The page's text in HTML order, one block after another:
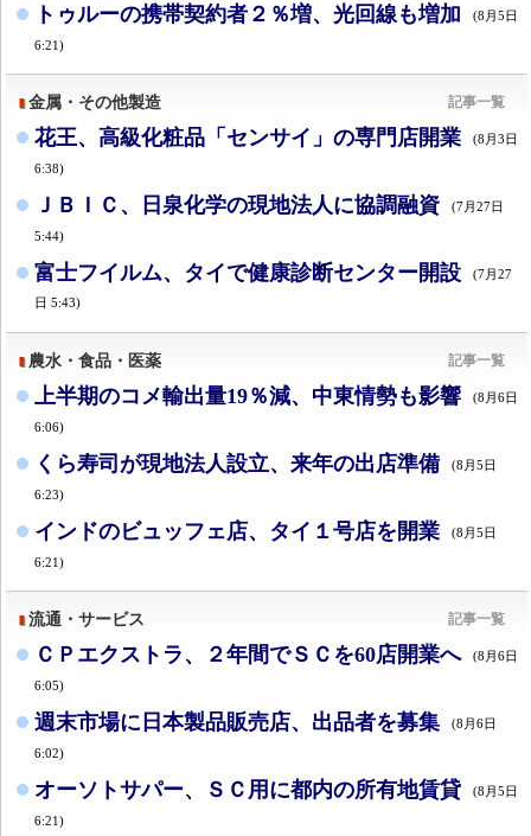
トゥルーの携帯契約者２％増、光回線も増加 (8月5日
6:21)
金属・その他製造 記事一覧
花王、高級化粧品「センサイ」の専門店開業 (8月3日
6:38)
ＪＢＩＣ、日泉化学の現地法人に協調融資 (7月27日
5:44)
富士フイルム、タイで健康診断センター開設
(7月27
日 5:43)
農水・食品・医薬 記事一覧
上半期のコメ輸出量19％減、中東情勢も影響 (8月6日
6:06)
くら寿司が現地法人設立、来年の出店準備 (8月5日
6:23)
インドのビュッフェ店、タイ１号店を開業 (8月5日
6:21)
流通・サービス 記事一覧
ＣＰエクストラ、２年間でＳＣを60店開業へ (8月6日
6:05)
週末市場に日本製品販売店、出品者を募集 (8月6日
6:02)
オーソトサパー、ＳＣ用に都内の所有地賃貸 (8月5日
6:21)